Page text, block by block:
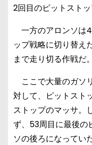
2回目のピットストッ
一方のアロンソは
ップ戦略に切り替え
まで走り切る作戦だ。
ここで大量のガソ
対して、ピットスト
ストップのマッサ。
ず、53周目に最後の
ソの後ろになっていた